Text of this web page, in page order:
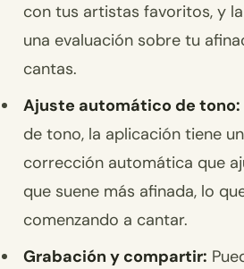
con tus artistas favoritos, y
una evaluación sobre tu
cantas.
Ajuste automático de tono:
de tono, la aplicación tiene
corrección automática que
que suene más afinada, lo
comenzando a cantar.
Grabación y compartir: